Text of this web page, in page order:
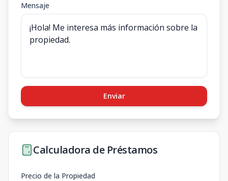
Mensaje
Enviar
Calculadora de Préstamos
Precio de la Propiedad